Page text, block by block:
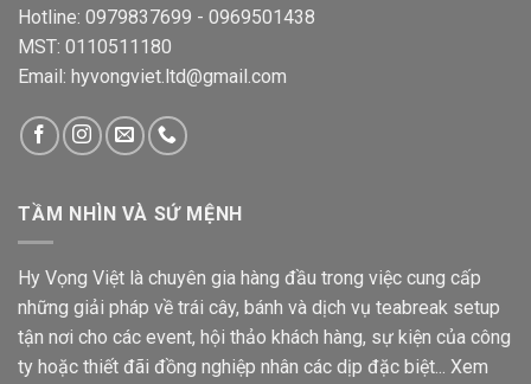
Hotline: 0979837699 - 0969501438
MST: 0110511180
Email: hyvongviet.ltd@gmail.com
TẦM NHÌN VÀ SỨ MỆNH
Hy Vọng Việt là chuyên gia hàng đầu trong việc cung cấp
những giải pháp về trái cây, bánh và dịch vụ teabreak setup
tận nơi cho các event, hội thảo khách hàng, sự kiện của công
ty hoặc thiết đãi đồng nghiệp nhân các dịp đặc biệt... Xem